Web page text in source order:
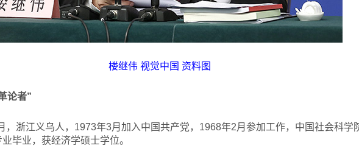
楼继伟 视觉中国 资料图
论者”
，浙江义乌人，1973年3月加入中国共产党，1968年2月参加工作，中国社会科学
毕业，获经济学硕士学位。